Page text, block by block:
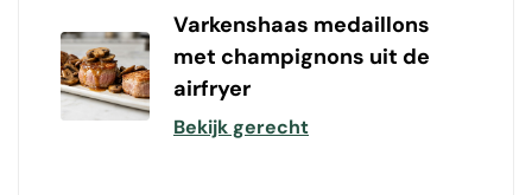
Varkenshaas medaillons
met champignons uit de
airfryer
Bekijk gerecht